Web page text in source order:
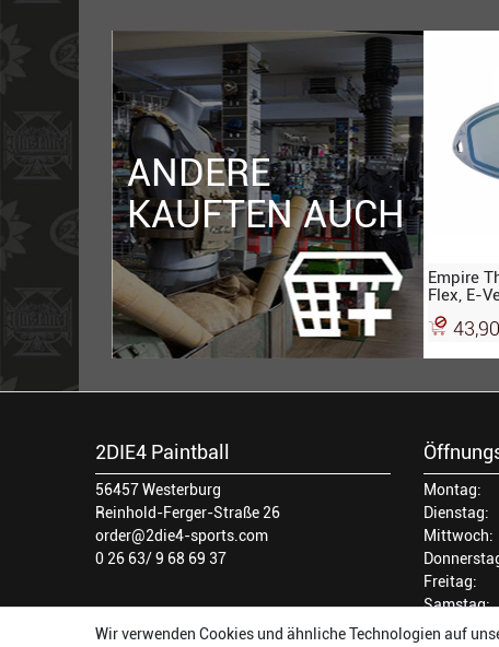
ZUBEHÖR
ANDERE
KAUFTEN AUCH
Empire
Flex, E-
Helix,
2DIE4 Paintball
56457 Westerburg
Reinhold-Ferger-Straße 26
order@2die4-sports.com
0 26 63/ 9 68 69 37
Montag:
Dienstag:
Mittwoch:
Freitag:
Samstag:
Wir verwenden Cookies und ähnliche Technologien auf